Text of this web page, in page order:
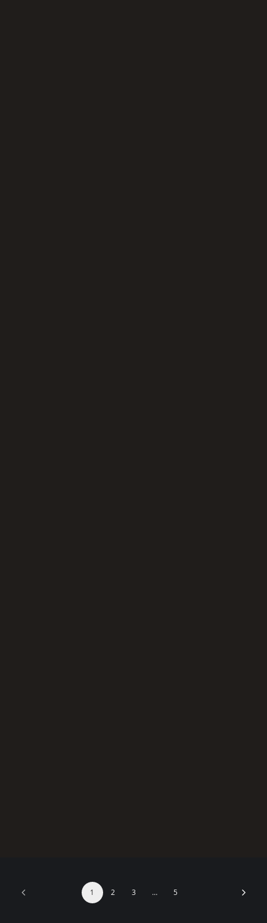
1 2 3 … 5